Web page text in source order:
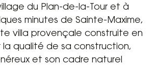
du Plan-de-la-Tour et à
minutes de Sainte-Maxime,
villa provençale construite en
la qualité de sa construction,
et son cadre naturel